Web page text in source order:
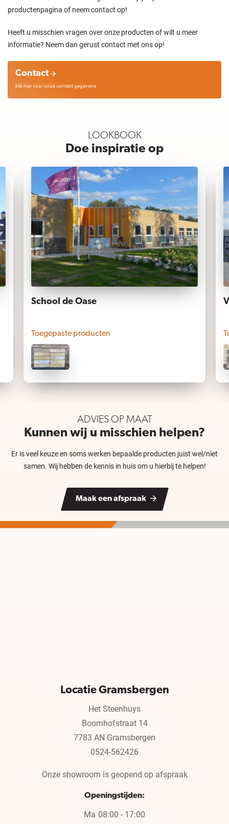
productenpagina of neem contact op!
Heeft u misschien vragen over onze producten of wilt u meer
informatie? Neem dan gerust contact met ons op!
Contact
klik hier voor onze contact gegevens
LOOKBOOK
Doe inspiratie op
School de Oase
Toegepaste producten
ADVIES OP MAAT
Kunnen wij u misschien helpen?
Er is veel keuze en soms werken bepaalde producten juist wel/niet
samen. Wij hebben de kennis in huis om u hierbij te helpen!
Maak een afspraak
Locatie Gramsbergen
Het Steenhuys
Boomhofstraat 14
7783 AN Gramsbergen
0524-562426
Onze showroom is geopend op afspraak
Openingstijden:
Ma 08:00 - 17:00